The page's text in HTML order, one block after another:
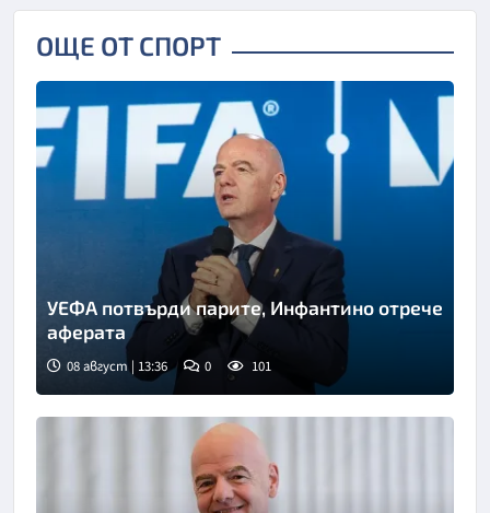
ОЩЕ ОТ СПОРТ
УЕФА потвърди парите, Инфантино отрече
аферата
08 август | 13:36 0 101